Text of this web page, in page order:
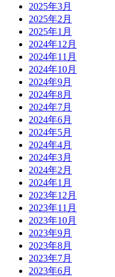
2025年3月
2025年2月
2025年1月
2024年12月
2024年11月
2024年10月
2024年9月
2024年8月
2024年7月
2024年6月
2024年5月
2024年4月
2024年3月
2024年2月
2024年1月
2023年12月
2023年11月
2023年10月
2023年9月
2023年8月
2023年7月
2023年6月